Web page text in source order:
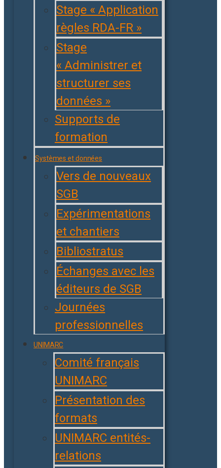
Stage « Application
règles RDA-FR »
Stage
« Administrer et
structurer ses
données »
Supports de
formation
Systèmes et données
Vers de nouveaux
SGB
Expérimentations
et chantiers
Bibliostratus
Échanges avec les
éditeurs de SGB
Journées
professionnelles
UNIMARC
Comité français
UNIMARC
Présentation des
formats
UNIMARC entités-
relations